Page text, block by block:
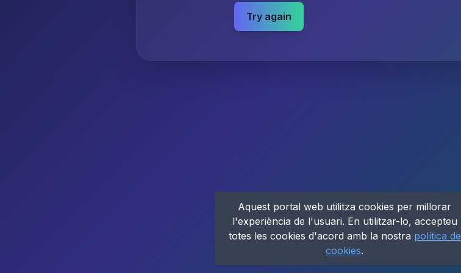
Try again
Aquest portal web utilitza cookies per millorar
l'experiència de l'usuari. En utilitzar-lo, accepteu
totes les cookies d'acord amb la nostra política de
cookies.